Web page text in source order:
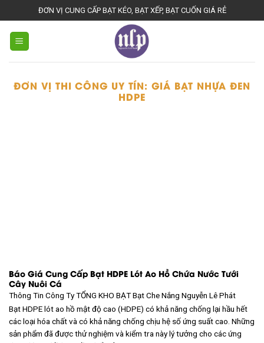
to
content
ĐƠN VỊ CUNG CẤP BẠT KÉO, BẠT XẾP, BẠT CUỐN GIÁ RẺ
ĐƠN VỊ THI CÔNG UY TÍN: GIÁ BẠT NHỰA ĐEN
HDPE
Báo Giá Cung Cấp Bạt HDPE Lót Ao Hồ Chứa Nước Tưới
Cây Nuôi Cá
Thông Tin Công Ty TỔNG KHO BẠTBạt Che Nắng Nguyễn Lê Phát
Bạt HDPE lót ao hồ mật độ cao (HDPE) có khả năng chống lại hầu hết
các loại hóa chất và có khả năng chống chịu hệ số ứng suất cao. Những
sản phẩm đã được thử nghiệm và kiểm tra này lý tưởng cho các ứng